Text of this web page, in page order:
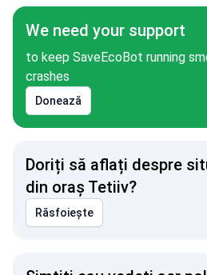
We need your support
to keep SaveEcoBot running
crashes
Donează
Doriți să aflați despre
din oraș Tetiiv?
Răsfoiește